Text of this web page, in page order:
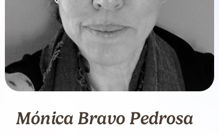
Mónica Bravo Pedrosa